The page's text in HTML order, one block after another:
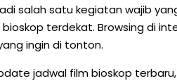
salah satu kegiatan wajib
terdekat. Browsing di
ingin di tonton.
jadwal film bioskop